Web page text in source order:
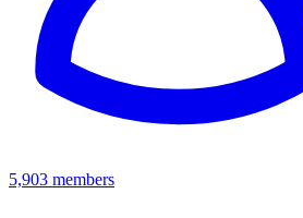
5,903 members